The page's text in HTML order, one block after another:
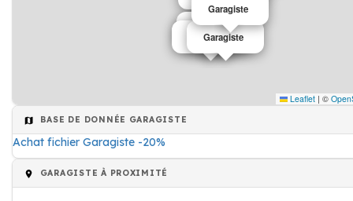
Garagiste
Garagiste
Garagiste
Garagiste
Leaflet | ©
BASE DE DONNÉE GARAGISTE
Achat fichier Garagiste -20%
GARAGISTE À PROXIMITÉ